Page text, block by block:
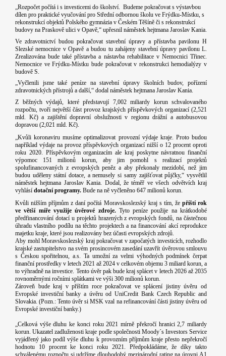
„Rozpočet počítá i s investicemi do školství. Budeme pokračovat s výstavbou
dílen pro praktické vyučování pro Střední odbornou školu ve Frýdku-Místku, s
rekonstrukcí objektů Polského gymnázia v Českém Těšíně či s rekonstrukcí
budovy na Praskově ulici v Opavě,“ upřesnil náměstek hejtmana Jaroslav Kania.
Ve zdravotnictví budou pokračovat stavební úpravy a přístavba pavilonu H
Slezské nemocnice v Opavě a budou tu zahájeny stavební úpravy pavilonu L.
Zrealizována bude také přístavba a nástavba rehabilitace v Nemocnici Třinec.
Nemocnice ve Frýdku-Místku bude pokračovat v rekonstrukci hemodialýzy v
budově S.
„Vyčlenili jsme také peníze na stavební úpravy školních budov, pořízení
zdravotnických přístrojů a další,“ dodal náměstek hejtmana Jaroslav Kania.
Z běžných výdajů, které představují 7,002 miliardy korun schvalovaného
rozpočtu, tvoří největší část provoz krajských příspěvkových organizací (2,521
mld. Kč) a zajištění dopravní obslužnosti v regionu drážní a autobusovou
dopravou (2,021 mld. Kč).
„Kvůli koronaviru musíme optimalizovat provozní výdaje kraje. Proto budou
například výdaje na provoz příspěvkových organizací nižší o 12 procent oproti
roku 2020. Příspěvkovým organizacím ale kraj poskytne návratnou finanční
výpomoc 151 milionů korun, aby jim pomohl s realizací projektů
spolufinancovaných z evropských peněz a aby překonaly mezidobí, než jim
budou uděleny státní dotace, a nemusely si samy zajišťovat půjčky,“ vysvětlil
náměstek hejtmana Jaroslav Kania. Dodal, že téměř ve všech odvětvích kraj
vyhlásí dotační programy. Bude na ně vyčleněno 647 milionů korun.
Kvůli nižším příjmům z daní počítá Moravskoslezský kraj s tím, že příští rok
ve větší míře využije úvěrové zdroje.Tyto peníze použije na krátkodobé
předfinancování dotací u projektů hrazených z evropských fondů, na částečnou
úhradu vlastního podílu na těchto projektech a na financování akcí reprodukce
majetku kraje, které jsou realizovány bez účasti evropských zdrojů.
Aby mohl Moravskoslezský kraj pokračovat v započatých investicích, rozhodlo
krajské zastupitelstvo na svém prosincovém zasedání uzavřít úvěrovou smlouvu
s Českou spořitelnou, a.s. Ta umožní za velmi výhodných podmínek čerpat
finanční prostředky v letech 2021 až 2024 v celkovém objemu 3 miliard korun, a
to výhradně na investice. Tento úvěr pak bude kraj splácet v letech 2026 až 2035
rovnoměrnými ročními splátkami ve výši 300 milionů korun.
Zároveň bude kraj v příštím roce pokračovat ve splácení jistiny úvěru od
Evropské investiční banky a úvěru od UniCredit Bank Czech Republic and
Slovakia. (Pozn.: Tento úvěr si MSK vzal na refinancování části jistiny úvěru od
Evropské investiční banky.)
„Celková výše dluhu ke konci roku 2021 mírně překročí hranici 2,7 miliardy
korun. Ukazatel zadluženosti kraje podle společnosti Moody´s Investors Service
vyjádřený jako podíl výše dluhu k provozním příjmům kraje přesto nepřekročí
hodnotu 10 procent ke konci roku 2021. Předpokládáme, že díky takto
schválenému rozpočtu si udržíme dlouhodobý mezinárodní rating na úrovni A1